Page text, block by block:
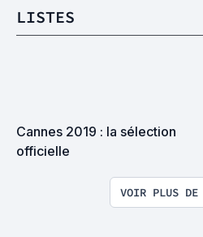
LISTES
Cannes 2019 : la sélection
officielle
VOIR PLUS